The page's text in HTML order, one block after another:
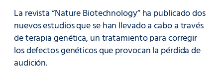
La revista “Nature Biotechnology” ha publicado dos
nuevos estudios que se han llevado a cabo a través
de terapia genética, un tratamiento para corregir
los defectos genéticos que provocan la pérdida de
audición.